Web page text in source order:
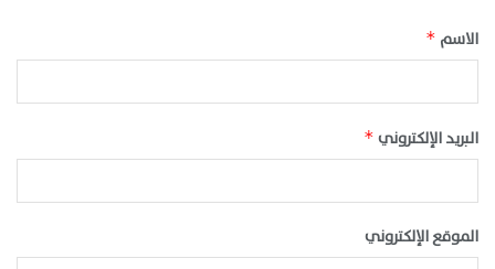
الاسم *
البريد الإلكتروني *
الموقع الإلكتروني